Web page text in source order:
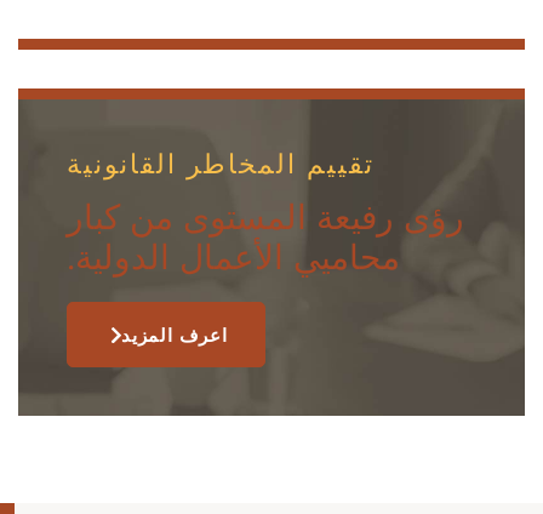
تقييم المخاطر القانونية
رؤى رفيعة المستوى من كبار
محاميي الأعمال الدولية.
اعرف المزيد